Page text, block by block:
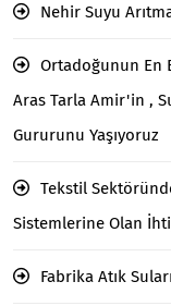
Nehir Suyu
Ortadoğunun En
Aras Tarla Amir'in ,
Gururunu Yaşıyoruz
Tekstil
Sistemlerine Olan
Fabrika Atık